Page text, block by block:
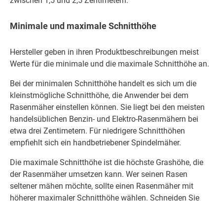
Minimale und maximale Schnitthöhe
Hersteller geben in ihren Produktbeschreibungen meist
Werte für die minimale und die maximale Schnitthöhe an.
Bei der minimalen Schnitthöhe handelt es sich um die
kleinstmögliche Schnitthöhe, die Anwender bei dem
Rasenmäher einstellen können. Sie liegt bei den meisten
handelsüblichen Benzin- und Elektro-Rasenmähern bei
etwa drei Zentimetern. Für niedrigere Schnitthöhen
empfiehlt sich ein handbetriebener Spindelmäher.
Die maximale Schnitthöhe ist die höchste Grashöhe, die
der Rasenmäher umsetzen kann. Wer seinen Rasen
seltener mähen möchte, sollte einen Rasenmäher mit
höherer maximaler Schnitthöhe wählen. Schneiden Sie